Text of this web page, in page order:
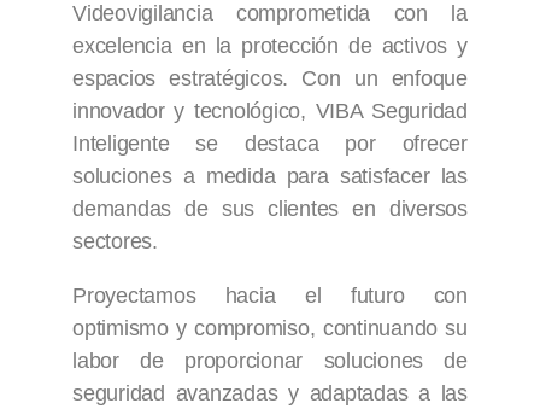
Videovigilancia comprometida con la
excelencia en la protección de activos y
espacios estratégicos. Con un enfoque
innovador y tecnológico, VIBA Seguridad
Inteligente se destaca por ofrecer
soluciones a medida para satisfacer las
demandas de sus clientes en diversos
sectores.
Proyectamos hacia el futuro con
optimismo y compromiso, continuando su
labor de proporcionar soluciones de
seguridad avanzadas y adaptadas a las